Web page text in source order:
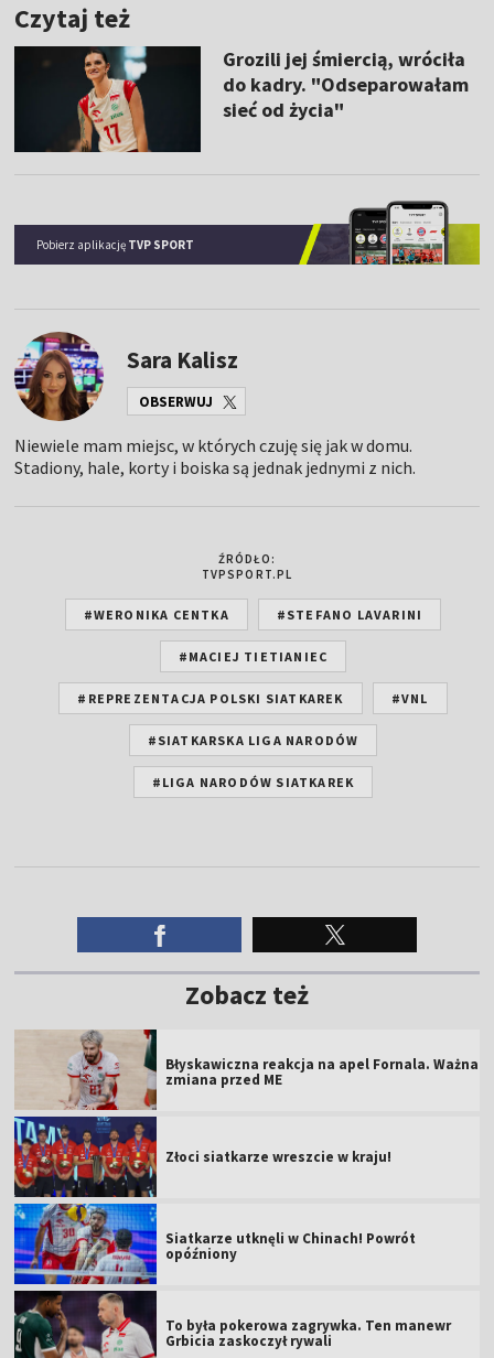
Czytaj też
Grozili jej śmiercią, wróciła
do kadry. "Odseparowałam
sieć od życia"
Pobierz aplikację TVP SPORT
Sara Kalisz
OBSERWUJ
Niewiele mam miejsc, w których czuję się jak w domu.
Stadiony, hale, korty i boiska są jednak jednymi z nich.
ŹRÓDŁO:
TVPSPORT.PL
#WERONIKA CENTKA #STEFANO LAVARINI
#MACIEJ TIETIANIEC
#REPREZENTACJA POLSKI SIATKAREK #VNL
#SIATKARSKA LIGA NARODÓW
#LIGA NARODÓW SIATKAREK
Zobacz też
Błyskawiczna reakcja na apel Fornala. Ważna
zmiana przed ME
Złoci siatkarze wreszcie w kraju!
Siatkarze utknęli w Chinach! Powrót
opóźniony
To była pokerowa zagrywka. Ten manewr
Grbicia zaskoczył rywali